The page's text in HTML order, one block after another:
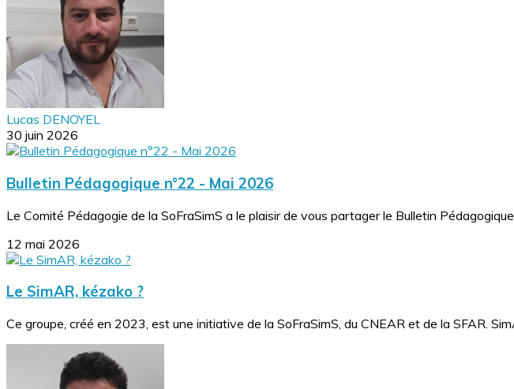
Lucas DENOYEL
30 juin 2026
Bulletin Pédagogique n°22 - Mai 2026
Le Comité Pédagogie de la SoFraSimS a le plaisir de vous partager le Bulletin Pédagogique
12 mai 2026
Le SimAR, kézako ?
Ce groupe, créé en 2023, est une initiative de la SoFraSimS, du CNEAR et de la SFAR.